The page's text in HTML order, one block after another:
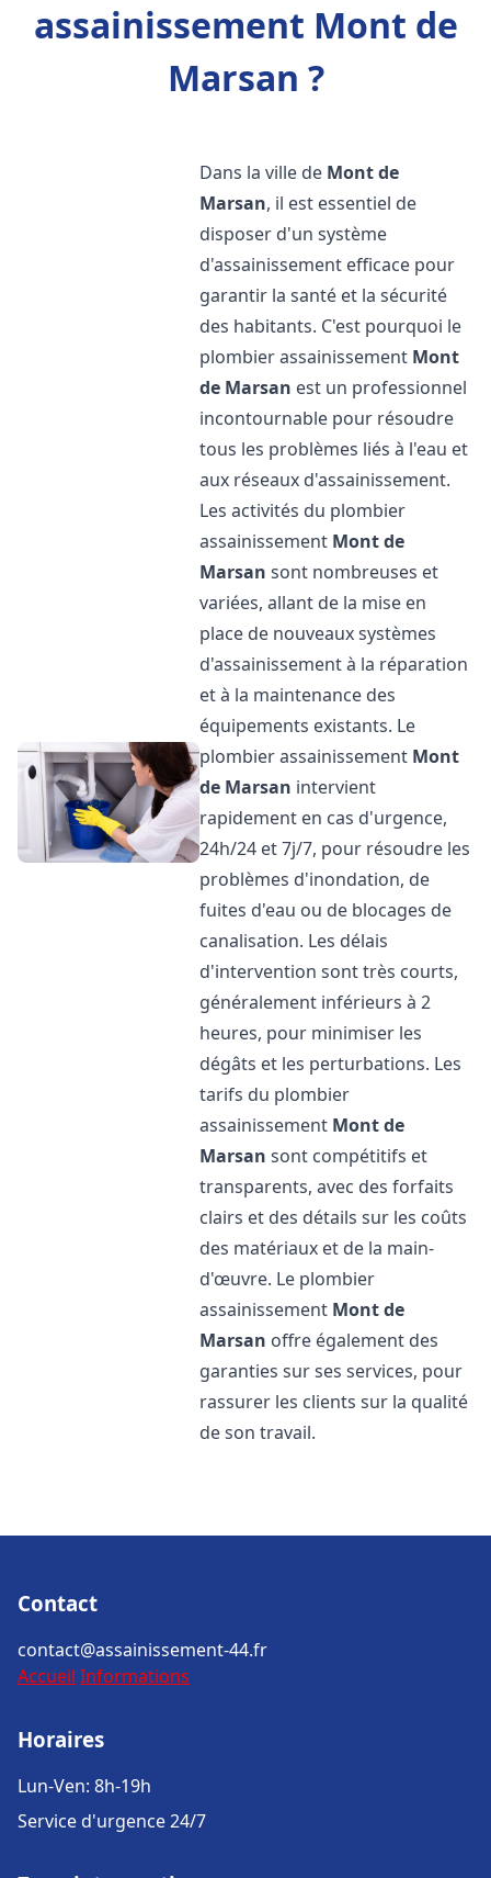
assainissement Mont de
Marsan ?
Dans la ville de Mont de
Marsan, il est essentiel de
disposer d'un système
d'assainissement efficace pour
garantir la santé et la sécurité
des habitants. C'est pourquoi le
plombier assainissement Mont
de Marsan est un professionnel
incontournable pour résoudre
tous les problèmes liés à l'eau et
aux réseaux d'assainissement.
Les activités du plombier
assainissement Mont de
Marsan sont nombreuses et
variées, allant de la mise en
place de nouveaux systèmes
d'assainissement à la réparation
et à la maintenance des
équipements existants. Le
plombier assainissement Mont
de Marsan intervient
rapidement en cas d'urgence,
24h/24 et 7j/7, pour résoudre les
problèmes d'inondation, de
fuites d'eau ou de blocages de
canalisation. Les délais
d'intervention sont très courts,
généralement inférieurs à 2
heures, pour minimiser les
dégâts et les perturbations. Les
tarifs du plombier
assainissement Mont de
Marsan sont compétitifs et
transparents, avec des forfaits
clairs et des détails sur les coûts
des matériaux et de la main-
d'œuvre. Le plombier
assainissement Mont de
Marsan offre également des
garanties sur ses services, pour
rassurer les clients sur la qualité
de son travail.
Contact
contact@assainissement-44.fr
Accueil Informations
Horaires
Lun-Ven: 8h-19h
Service d'urgence 24/7